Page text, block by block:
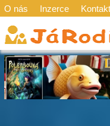
O nás Inzerce Kontakt